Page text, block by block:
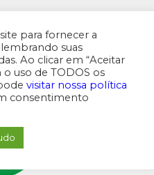
para fornecer a
suas
Ao clicar em “Aceitar
uso de TODOS os
visitar nossa política
consentimento